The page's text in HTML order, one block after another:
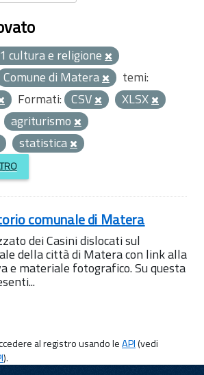
cultura e religione
Comune di Matera
temi:
Formati: CSV
XLSX
agriturismo
statistica
comunale di Matera
dei Casini dislocati sul
della città di Matera con link alla
e materiale fotografico. Su questa
al registro usando leAPI(vedi
).